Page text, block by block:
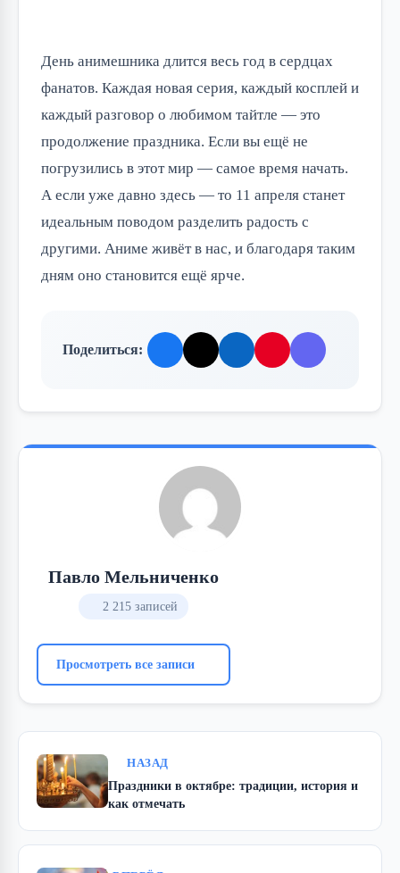
День анимешника длится весь год в сердцах
фанатов. Каждая новая серия, каждый косплей и
каждый разговор о любимом тайтле — это
продолжение праздника. Если вы ещё не
погрузились в этот мир — самое время начать.
А если уже давно здесь — то 11 апреля станет
идеальным поводом разделить радость с
другими. Аниме живёт в нас, и благодаря таким
дням оно становится ещё ярче.
Поделиться:
Павло Мельниченко
2 215 записей
Просмотреть все записи
НАЗАД
Праздники в октябре: традиции, история и
как отмечать